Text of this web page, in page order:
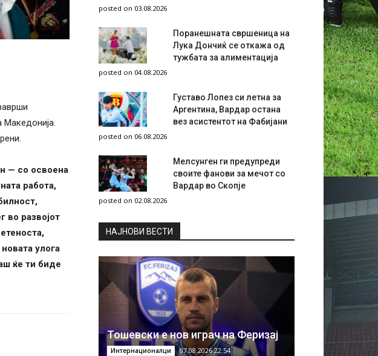
Македонија.
— со освоена
работа,
во развојот
улога
ќе ти биде
posted on 03.08.2026
Поранешната свршеница на
Лука Дончиќ се откажа од
тужбата за алиментација
posted on 04.08.2026
Густаво Лопез си летна за
Аргентина, Вардар остана
вез асистентот на Фабијани
posted on 06.08.2026
Мелсунген ги предупреди
своите фанови за мечот со
Вардар во Скопје
posted on 02.08.2026
НAЈНОВИ ВЕСТИ
Тошевски е нов играч на Феризај
Интернационалци 07.08.2026 22:54